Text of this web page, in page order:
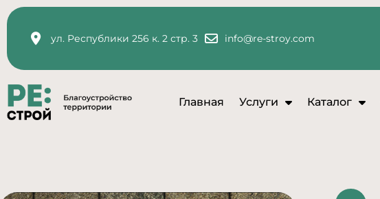
ул. Республики 256 к. 2 стр. 3 info@re-stroy.com
Главная Услуги Каталог